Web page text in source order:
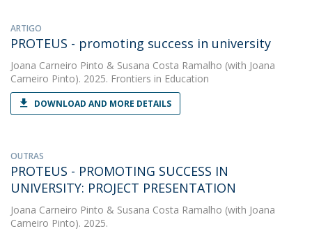
ARTIGO
PROTEUS - promoting success in university
Joana Carneiro Pinto & Susana Costa Ramalho (with Joana
Carneiro Pinto). 2025. Frontiers in Education
DOWNLOAD AND MORE DETAILS
OUTRAS
PROTEUS - PROMOTING SUCCESS IN
UNIVERSITY: PROJECT PRESENTATION
Joana Carneiro Pinto & Susana Costa Ramalho (with Joana
Carneiro Pinto). 2025.